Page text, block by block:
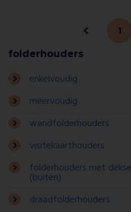
folderhouders
enkelvoudig
meervoudig
wandfolderhouders
visitekaarthouders
folderhouders met
(buiten)
draadfolderhouders
1